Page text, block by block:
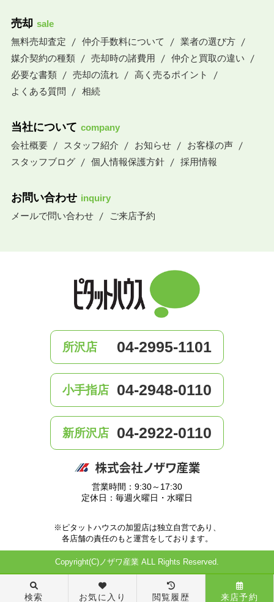
売却 sale
無料売却査定
仲介手数料について
業者の選び方
媒介契約の種類
売却時の諸費用
仲介と買取の違い
必要な書類
売却の流れ
高く売るポイント
よくある質問
相続
当社について company
会社概要
スタッフ紹介 お知らせ
お客様の声
スタッフブログ
個人情報保護方針 採用情報
お問い合わせ inquiry
メールで問い合わせ
ご来店予約
所沢店 04-2995-1101
小手指店 04-2948-0110
新所沢店 04-2922-0110
営業時間：9:30～17:30
定休日：毎週火曜日・水曜日
※ピタットハウスの加盟店は独立自営であり、
各店舗の責任のもと運営をしております。
Copyright(C)ノザワ産業 ALL Rights Reserved.
検索 お気に入り 閲覧履歴 来店予約